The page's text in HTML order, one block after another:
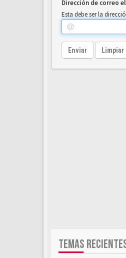
Dirección de correo
Esta debe ser la
Enviar Limpiar
TEMAS